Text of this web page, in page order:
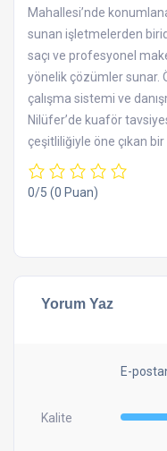
Mahallesi’nde
sunan işletmelerden
saçı ve profesyonel
yönelik çözümler sunar.
çalışma sistemi ve
Nilüfer’de kuaför
çeşitliliğiyle öne çıkan
0/5 (0 Puan)
Yorum Yaz
E-
Kalite